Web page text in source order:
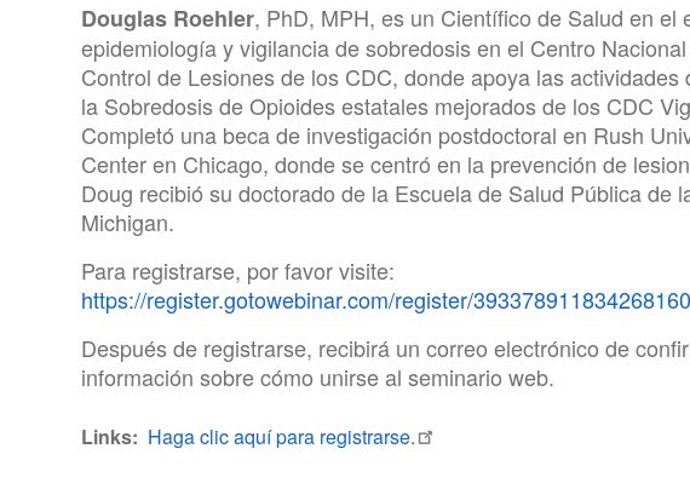
Douglas Roehler, PhD, MPH, es un Científico de Salud en el
epidemiología y vigilancia de sobredosis en el Centro
Control de Lesiones de los CDC, donde apoya las actividades
la Sobredosis de Opioides estatales mejorados de los CDC
Completó una beca de investigación postdoctoral en Rush
Center en Chicago, donde se centró en la prevención de
Doug recibió su doctorado de la Escuela de Salud Pública de
Michigan.
Para registrarse, por favor visite:
https://register.gotowebinar.com/register/
Después de registrarse, recibirá un correo electrónico de
información sobre cómo unirse al seminario web.
Links Haga clic aquí para registrarse.